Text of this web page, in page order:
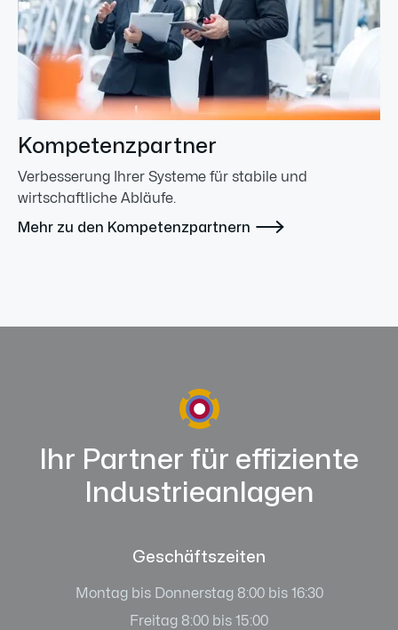
Kompetenzpartner
Verbesserung Ihrer Systeme für stabile und
wirtschaftliche Abläufe.
Mehr zu den Kompetenzpartnern 
Ihr Partner für effiziente
Industrieanlagen
Geschäftszeiten
Montag bis Donnerstag 8:00 bis 16:30
Freitag 8:00 bis 15:00